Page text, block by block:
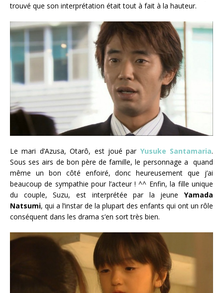
trouvé que son interprétation était tout à fait à la hauteur.
Le mari d’Azusa, Otarô, est joué par Yusuke Santamaria.
Sous ses airs de bon père de famille, le personnage a quand
même un bon côté enfoiré, donc heureusement que j’ai
beaucoup de sympathie pour l’acteur ! ^^ Enfin, la fille unique
du couple, Suzu, est interprétée par la jeune Yamada
Natsumi, qui a l’instar de la plupart des enfants qui ont un rôle
conséquent dans les drama s’en sort très bien.